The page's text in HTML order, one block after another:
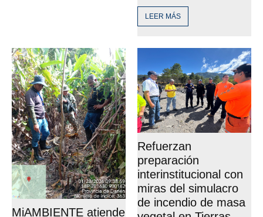
LEER MÁS
MiAMBIENTE atiende
Refuerzan
preparación
interinstitucional con
miras del simulacro
de incendio de masa